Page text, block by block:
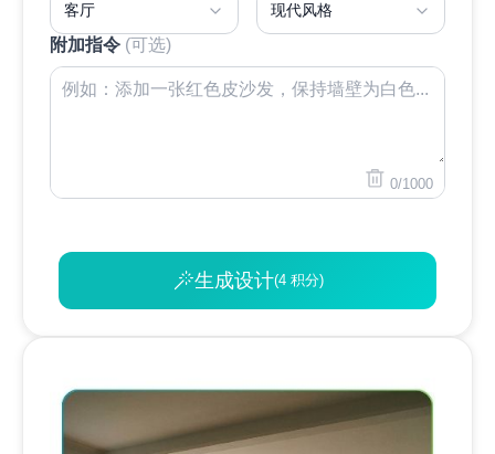
客厅 现代风格
附加指令 (可选)
0/1000
生成设计(4 积分)